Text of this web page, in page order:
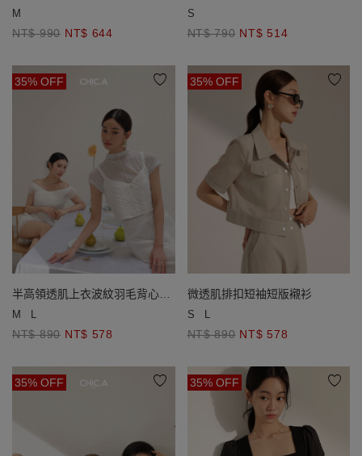
M
NT$ 990 NT$ 644
S
NT$ 790 NT$ 514
35% OFF
半高領透肌上衣波紋羽毛背心套
裝
M
NT$ 890 NT$ 578
35% OFF
微透肌排扣短袖短版襯衫
S
NT$ 890 NT$ 578
35% OFF 35% OFF